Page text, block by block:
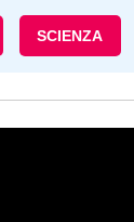
SCIENZA